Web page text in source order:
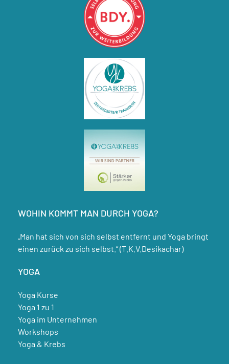
WOHIN KOMMT MAN DURCH YOGA?
„Man hat sich von sich selbst entfernt und Yoga bringt
einen zurück zu sich selbst.“ (T.K.V.Desikachar)
YOGA
Yoga Kurse
Yoga 1 zu 1
Yoga im Unternehmen
Workshops
Yoga & Krebs